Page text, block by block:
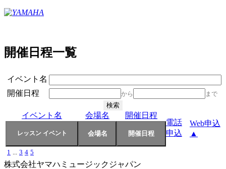
開催日程一覧
イベント名
開催日程
から まで
イベント名 会場名
開催日程
電話
申込
Web申込
▲
1 3 4 5
株式会社ヤマハミュージックジャパン